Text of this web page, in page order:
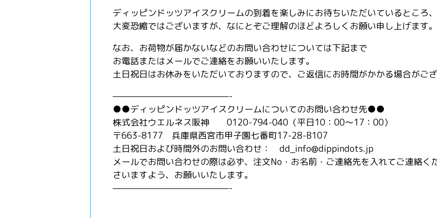
ディッピンドッツアイスクリームの到着を楽しみにお待ちいただいているところ、
大変恐縮ではございますが、なにとぞご理解のほどよろしくお願い申し上げます。
なお、お荷物が届かないなどのお問い合わせについては下記まで
お電話またはメールでご連絡をお願いいたします。
土日祝日はお休みをいただいておりますので、ご返信にお時間がかかる場合がござ
——————————————-
●●ディッピンドッツアイスクリームについてのお問い合わせ先●●
株式会社ウエルネス阪神 0120-794-040（平日10：00～17：00）
〒663-8177 兵庫県西宮市甲子園七番町17-28-B107
土日祝日および時間外のお問い合わせ： dd_info@dippindots.jp
メールでお問い合わせの際は必ず、注文No・お名前・ご連絡先を入れてご連絡く
さいますよう、お願いいたします。
——————————————-